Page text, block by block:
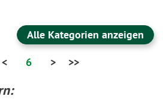
Alle Kategorien anzeigen
< 6 > >>